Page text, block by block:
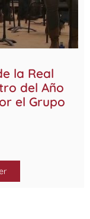
la Real
del Año
el Grupo